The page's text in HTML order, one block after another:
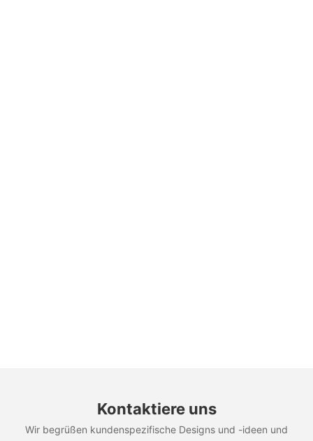
Kontaktiere uns
Wir begrüßen kundenspezifische Designs und -ideen und